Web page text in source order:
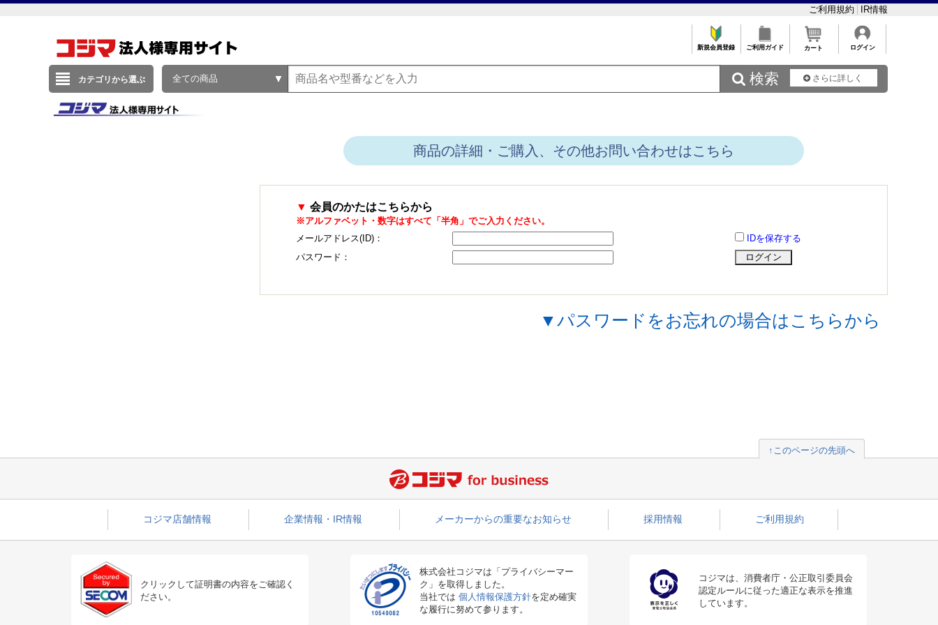
ご利用規約 IR情報
新規会員登録 ご利用ガイド カート ログイン
カテゴリから選ぶ 全ての商品  検索 さらに詳しく
商品の詳細・ご購入、その他お問い合わせはこちら
▼ 会員のかたはこちらから
※アルファベット・数字はすべて「半角」でご入力ください。
メールアドレス(ID)：
IDを保存する
パスワード：
▼パスワードをお忘れの場合はこちらから
↑このページの先頭へ
コジマ店舗情報 企業情報・IR情報 メーカーからの重要なお知らせ 採用情報 ご利用規約
クリックして証明書の内容をご確認く
ださい。
株式会社コジマは「プライバシーマー
ク」を取得しました。
当社では 個人情報保護方針を定め確実
な履行に努めて参ります。
コジマは、消費者庁・公正取引委員会
認定ルールに従った適正な表示を推進
しています。